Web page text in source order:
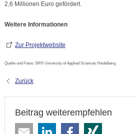
2,6 Millionen Euro gefördert.
Weitere Informationen
Zur Projektwebsite
Quelle und Fotos: SRH University of Applied Sciences Heidelberg
Zurück
Beitrag weiterempfehlen